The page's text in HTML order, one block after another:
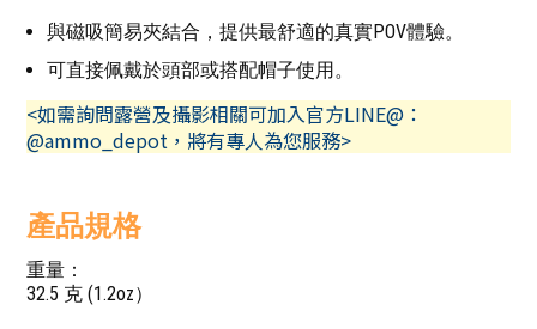
與磁吸簡易夾結合，提供最舒適的真實POV體驗。
可直接佩戴於頭部或搭配帽子使用。
<如需詢問露營及攝影相關可加入官方LINE@：
@ammo_depot，將有專人為您服務>
產品規格
重量：
32.5 克 (1.2oz）